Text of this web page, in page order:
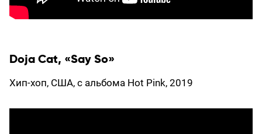
Doja Cat, «Say So»
Хип-хоп, США, с альбома Hot Pink, 2019